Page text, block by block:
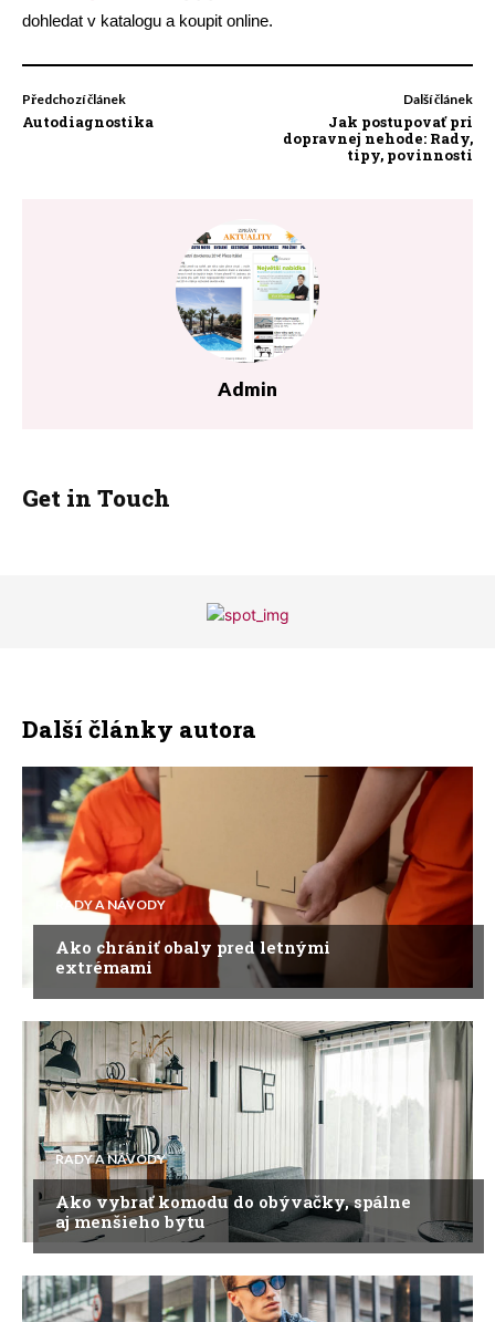
dohledat v katalogu a koupit online.
Předchozí článek
Autodiagnostika
Další článek
Jak postupovať pri
dopravnej nehode: Rady,
tipy, povinnosti
Admin
Get in Touch
Další články autora
RADY A NÁVODY
Ako chrániť obaly pred letnými
extrémami
RADY A NÁVODY
Ako vybrať komodu do obývačky, spálne
aj menšieho bytu